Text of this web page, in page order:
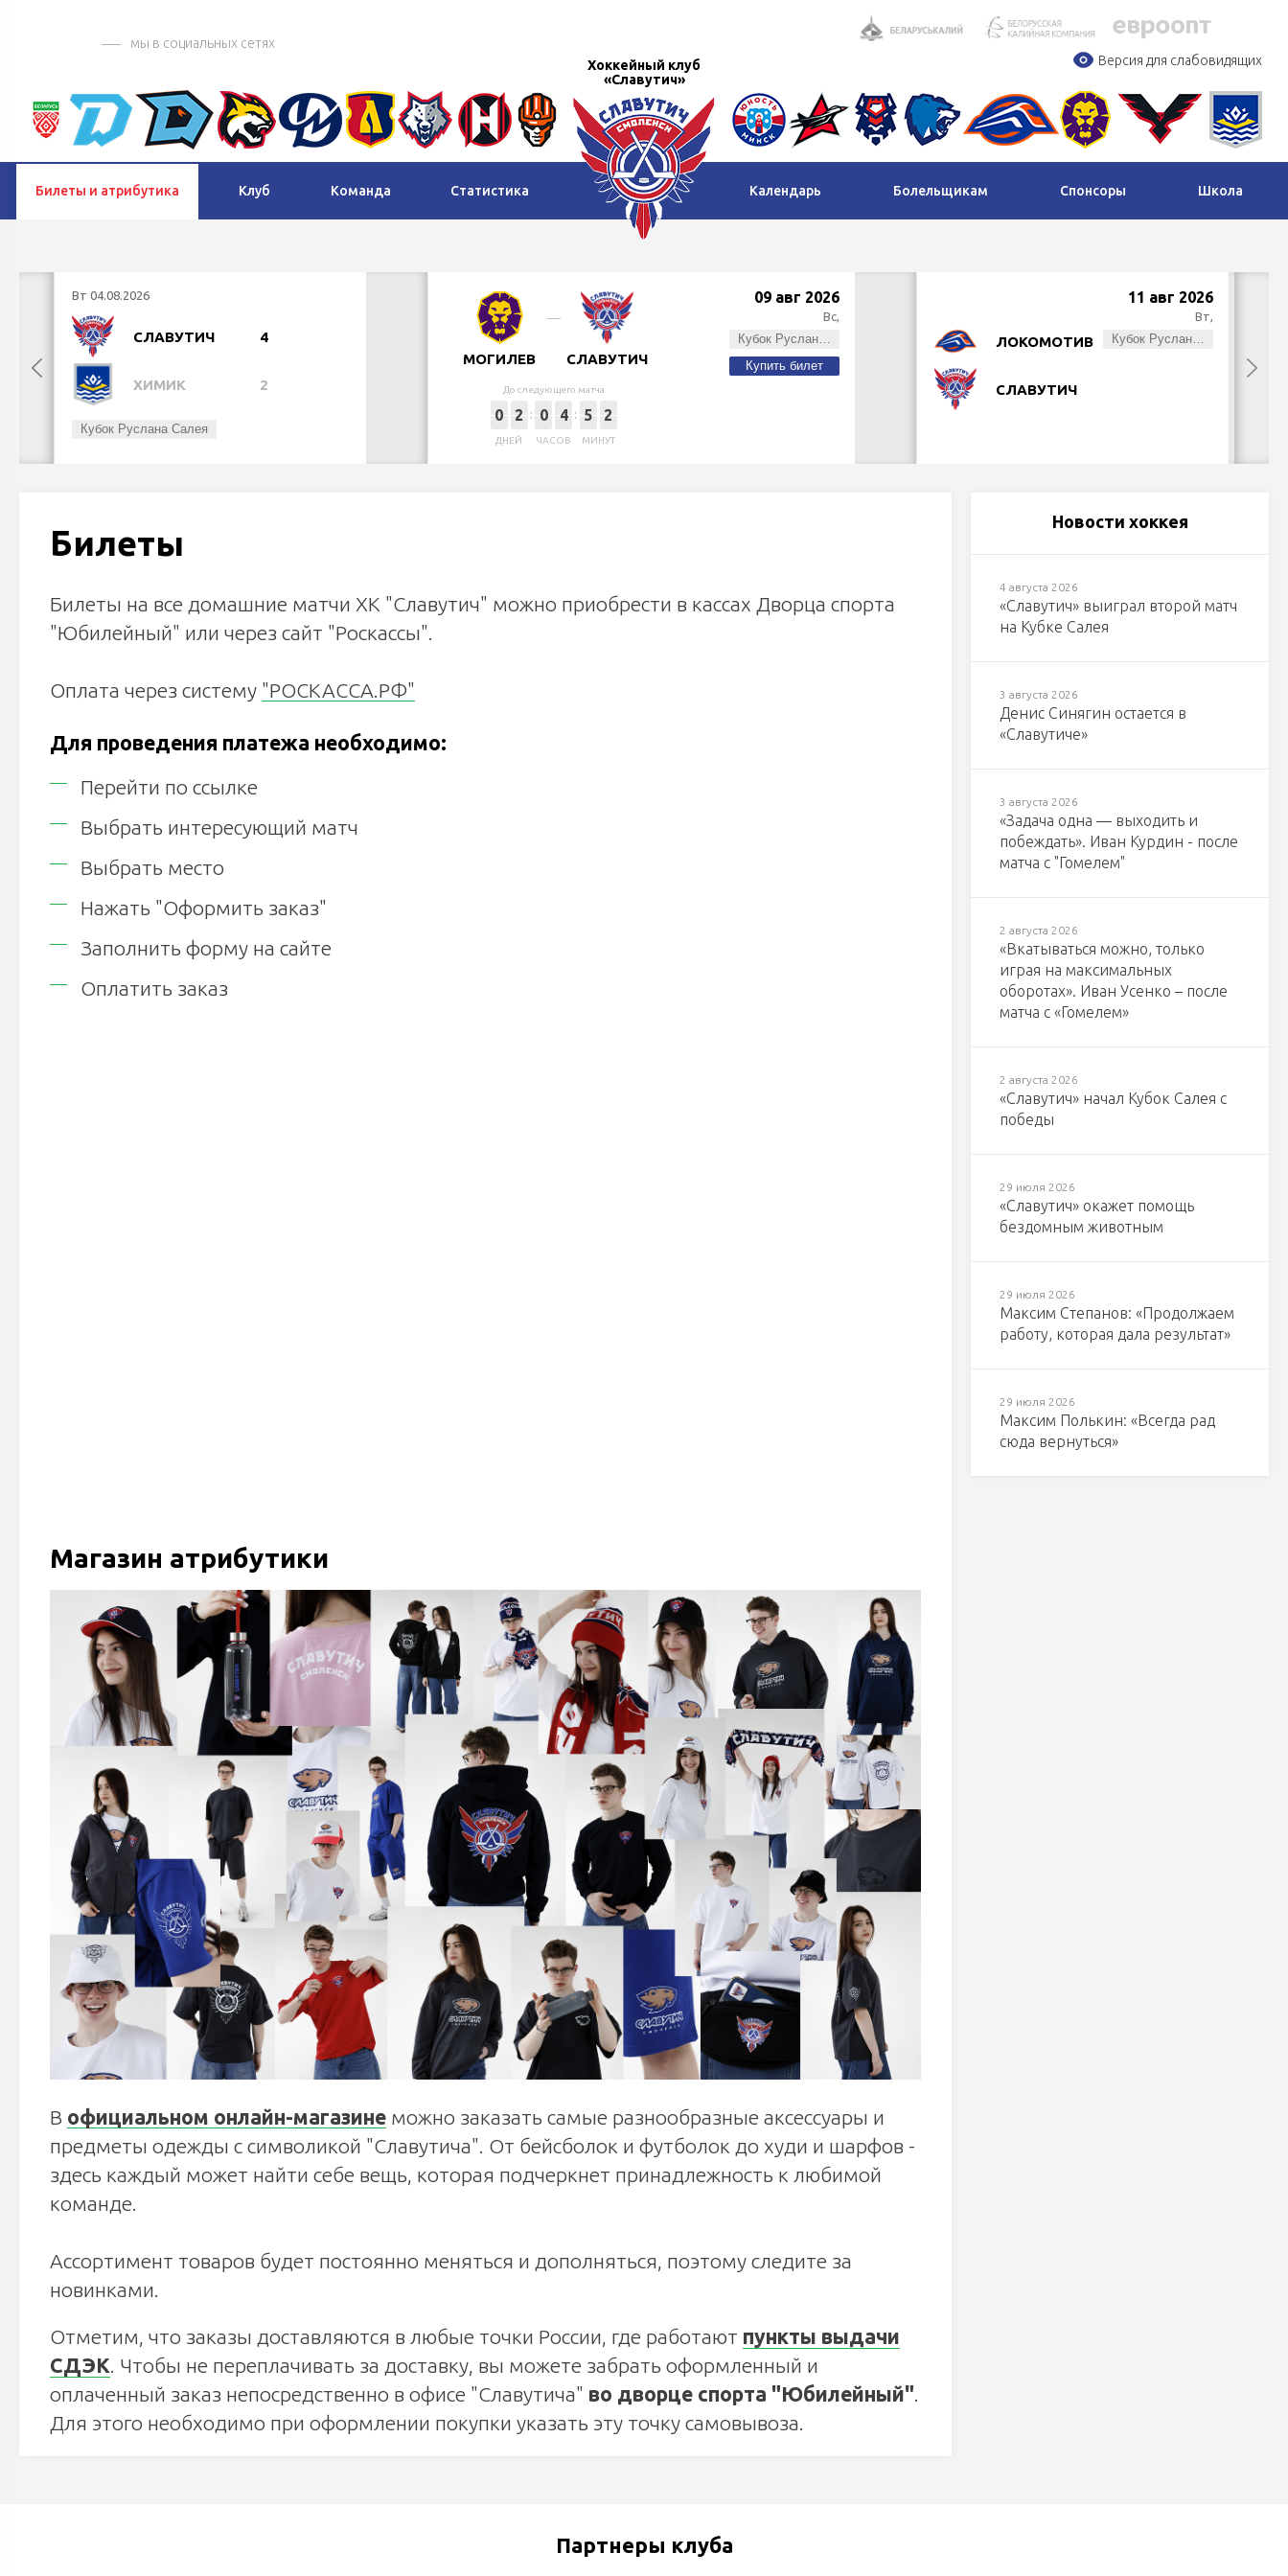
мы в социальных сетях
Версия для слабовидящих
Хоккейный клуб
«Славутич»
Билеты и атрибутика Клуб Команда Статистика Календарь Болельщикам Спонсоры Школа
Вт 04.08.2026
СЛАВУТИЧ 4
ХИМИК 2
Кубок Руслана Салея
МОГИЛЕВ СЛАВУТИЧ
До следующего матча
0 2
ДНЕЙ
0 4
ЧАСОВ
5 2
МИНУТ
09 авг 2026
Вс,
Купить билет
ЛОКОМОТИВ
СЛАВУТИЧ
11 авг 2026
Вт,
Билеты
Билеты на все домашние матчи ХК "Славутич" можно приобрести в кассах Дворца спорта
"Юбилейный" или через сайт "Роскассы".
Оплата через систему "РОСКАССА.РФ"
Для проведения платежа необходимо:
Перейти по ссылке
Выбрать интересующий матч
Выбрать место
Нажать "Оформить заказ"
Заполнить форму на сайте
Оплатить заказ
Магазин атрибутики
В официальном онлайн-магазине можно заказать самые разнообразные аксессуары и
предметы одежды с символикой "Славутича". От бейсболок и футболок до худи и шарфов -
здесь каждый может найти себе вещь, которая подчеркнет принадлежность к любимой
команде.
Ассортимент товаров будет постоянно меняться и дополняться, поэтому следите за
новинками.
Отметим, что заказы доставляются в любые точки России, где работают пункты выдачи
СДЭК. Чтобы не переплачивать за доставку, вы можете забрать оформленный и
оплаченный заказ непосредственно в офисе "Славутича" во дворце спорта "Юбилейный".
Для этого необходимо при оформлении покупки указать эту точку самовывоза.
Новости хоккея
4 августа 2026
«Славутич» выиграл второй матч
на Кубке Салея
3 августа 2026
Денис Синягин остается в
«Славутиче»
3 августа 2026
«Задача одна — выходить и
побеждать». Иван Курдин - после
матча с "Гомелем"
2 августа 2026
«Вкатываться можно, только
играя на максимальных
оборотах». Иван Усенко – после
матча с «Гомелем»
2 августа 2026
«Славутич» начал Кубок Салея с
победы
29 июля 2026
«Славутич» окажет помощь
бездомным животным
29 июля 2026
Максим Степанов: «Продолжаем
работу, которая дала результат»
29 июля 2026
Максим Полькин: «Всегда рад
сюда вернуться»
Партнеры клуба